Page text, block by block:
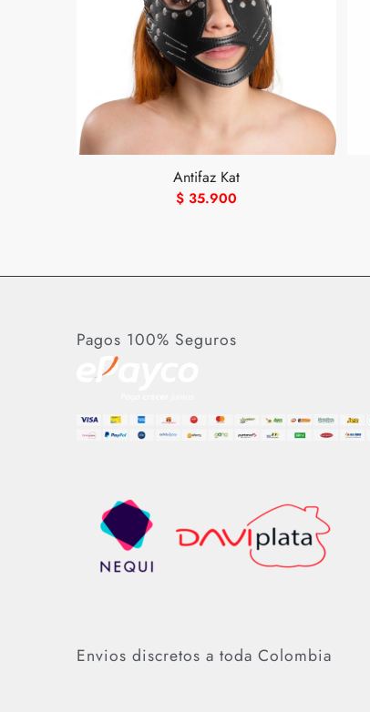
Antifaz Kat
$35.900
Pagos 100% Seguros
Envios discretos a toda Colombia